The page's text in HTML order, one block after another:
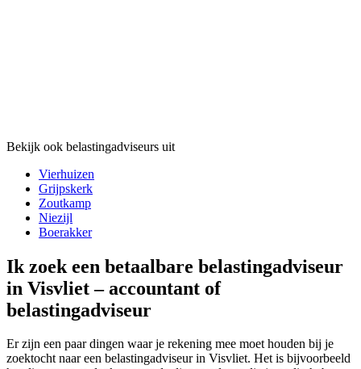
Bekijk ook belastingadviseurs uit
Vierhuizen
Grijpskerk
Zoutkamp
Niezijl
Boerakker
Ik zoek een betaalbare belastingadviseur
in Visvliet – accountant of
belastingadviseur
Er zijn een paar dingen waar je rekening mee moet houden bij je
zoektocht naar een belastingadviseur in Visvliet. Het is bijvoorbeeld